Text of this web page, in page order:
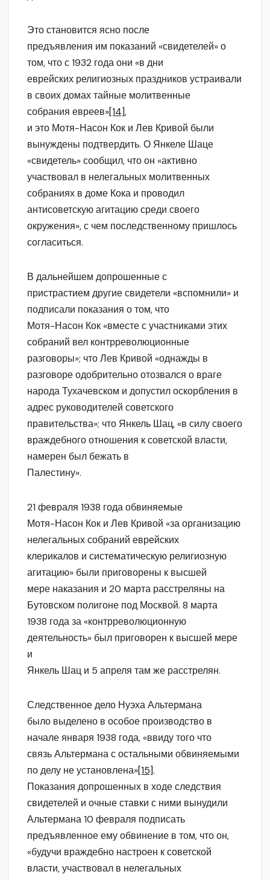
Это становится ясно после
предъявления им показаний «свидетелей» о
том, что с 1932 года они «в дни
еврейских религиозных праздников устраивали
в своих домах тайные молитвенные
собрания евреев»[14],
и это Мотя-Насон Кок и Лев Кривой были
вынуждены подтвердить. О Янкеле Шаце
«свидетель» сообщил, что он «активно
участвовал в нелегальных молитвенных
собраниях в доме Кока и проводил
антисоветскую агитацию среди своего
окружения», с чем последственному пришлось
согласиться.
В дальнейшем допрошенные с
пристрастием другие свидетели «вспомнили» и
подписали показания о том, что
Мотя-Насон Кок «вместе с участниками этих
собраний вел контрреволюционные
разговоры»; что Лев Кривой «однажды в
разговоре одобрительно отозвался о враге
народа Тухачевском и допустил оскорбления в
адрес руководителей советского
правительства»; что Янкель Шац, «в силу своего
враждебного отношения к советской власти,
намерен был бежать в
Палестину».
21 февраля 1938 года обвиняемые
Мотя-Насон Кок и Лев Кривой «за организацию
нелегальных собраний еврейских
клерикалов и систематическую религиозную
агитацию» были приговорены к высшей
мере наказания и 20 марта расстреляны на
Бутовском полигоне под Москвой. 8 марта
1938 года за «контрреволюционную
деятельность» был приговорен к высшей мере
и
Янкель Шац и 5 апреля там же расстрелян.
Следственное дело Нуэха Альтермана
было выделено в особое производство в
начале января 1938 года, «ввиду того что
связь Альтермана с остальными обвиняемыми
по делу не установлена»[15].
Показания допрошенных в ходе следствия
свидетелей и очные ставки с ними вынудили
Альтермана 10 февраля подписать
предъявленное ему обвинение в том, что он,
«будучи враждебно настроен к советской
власти, участвовал в нелегальных